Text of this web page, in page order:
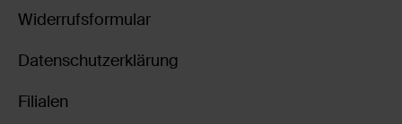
Widerrufsformular
Datenschutzerklärung
Filialen